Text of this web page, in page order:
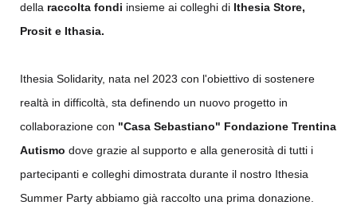
della raccolta fondi insieme ai colleghi di Ithesia Store,
Prosit e Ithasia.
Ithesia Solidarity, nata nel 2023 con l'obiettivo di sostenere
realtà in difficoltà, sta definendo un nuovo progetto in
collaborazione con "Casa Sebastiano" Fondazione Trentina
Autismo dove grazie al supporto e alla generosità di tutti i
partecipanti e colleghi dimostrata durante il nostro Ithesia
Summer Party abbiamo già raccolto una prima donazione.